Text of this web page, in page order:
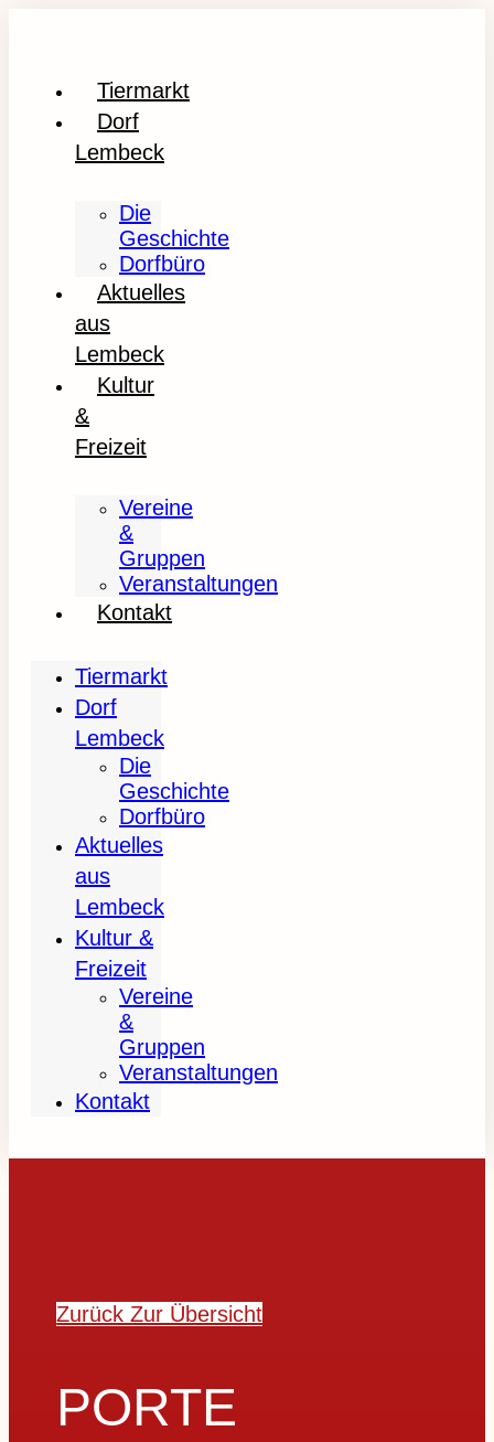
Tiermarkt
Dorf
Lembeck
Die
Geschichte
Dorfbüro
Aktuelles
aus
Lembeck
Kultur
&
Freizeit
Vereine
&
Gruppen
Veranstaltungen
Kontakt
Tiermarkt
Dorf
Lembeck
Die
Geschichte
Dorfbüro
Aktuelles
aus
Lembeck
Kultur &
Freizeit
Vereine
&
Gruppen
Veranstaltungen
Kontakt
Zurück Zur Übersicht
PORTE